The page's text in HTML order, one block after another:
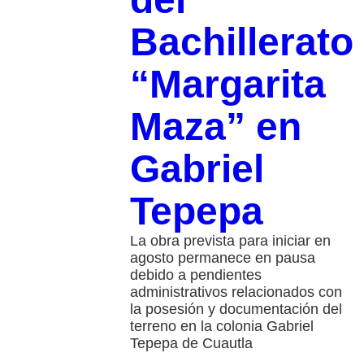
Bachillerato
“Margarita
Maza” en
Gabriel
Tepepa
La obra prevista para iniciar en
agosto permanece en pausa
debido a pendientes
administrativos relacionados con
la posesión y documentación del
terreno en la colonia Gabriel
Tepepa de Cuautla